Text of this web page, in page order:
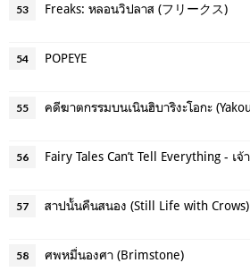
53 Freaks: หลอนวิปลาส (フリークス)
54 POPEYE
55
56
57 สาปนั้นคืนสนอง (Still Life with Crows)
58 ศพหมื่นองศา (Brimstone)